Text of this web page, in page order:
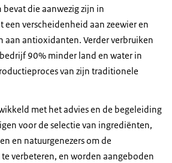
die aanwezig zijn in
een verscheidenheid aan zeewier en
aan antioxidanten. Verder verbruiken
90% minder land en water in
van zijn traditionele
met het advies en de begeleiding
voor de selectie van ingrediënten,
en natuurgenezers om de
verbeteren, en worden aangeboden